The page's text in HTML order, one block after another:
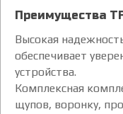
Преимущества
Высокая
обеспечивает
устройства.
Комплексная
щупов, воронку,